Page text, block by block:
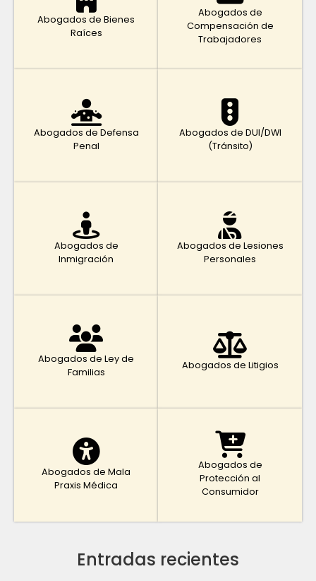
Abogados de Bienes
Raíces
Abogados de
Compensación de
Trabajadores
Abogados de Defensa
Penal
Abogados de DUI/DWI
(Tránsito)
Abogados de
Inmigración
Abogados de Lesiones
Personales
Abogados de Ley de
Familias
Abogados de Litigios
Abogados de Mala
Praxis Médica
Abogados de
Protección al
Consumidor
Entradas recientes